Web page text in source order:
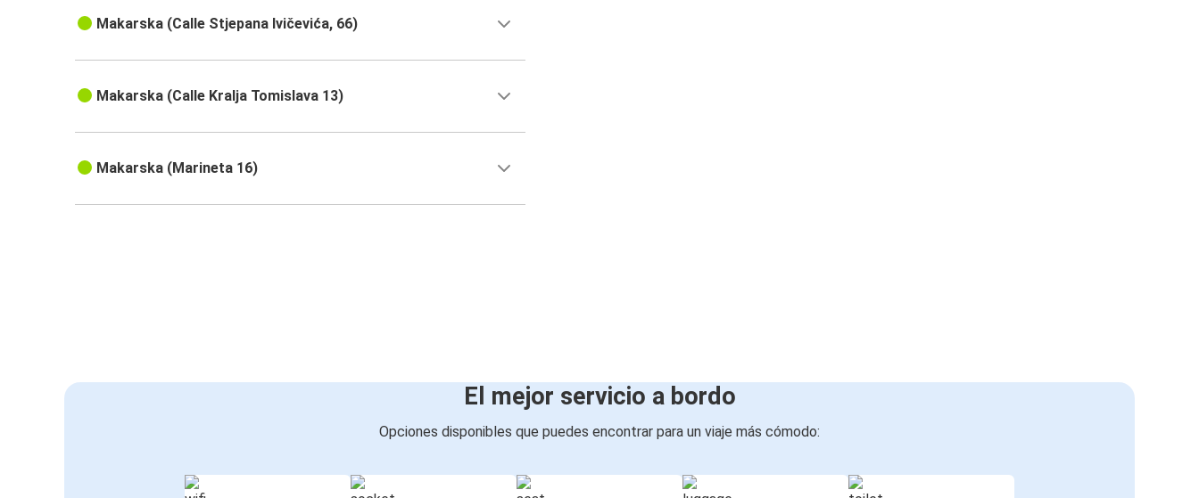
Makarska (Calle Stjepana Ivičevića, 66)
Makarska (Calle Kralja Tomislava 13)
Makarska (Marineta 16)
El mejor servicio a bordo
Opciones disponibles que puedes encontrar para un viaje más cómodo: